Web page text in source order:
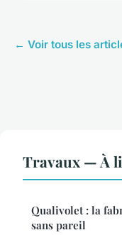
← Voir tous les
Travaux — À
Qualivolet : la
sans pareil